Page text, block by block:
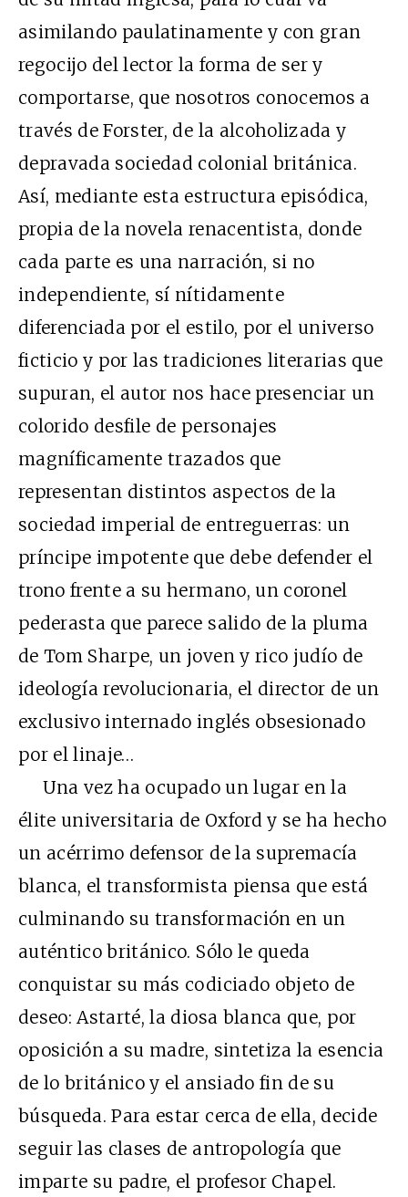
asimilando paulatinamente y con gran
regocijo del lector la forma de ser y
comportarse, que nosotros conocemos a
través de Forster, de la alcoholizada y
depravada sociedad colonial británica.
Así, mediante esta estructura episódica,
propia de la novela renacentista, donde
cada parte es una narración, si no
independiente, sí nítidamente
diferenciada por el estilo, por el universo
ficticio y por las tradiciones literarias que
supuran, el autor nos hace presenciar un
colorido desfile de personajes
magníficamente trazados que
representan distintos aspectos de la
sociedad imperial de entreguerras: un
príncipe impotente que debe defender el
trono frente a su hermano, un coronel
pederasta que parece salido de la pluma
de Tom Sharpe, un joven y rico judío de
ideología revolucionaria, el director de un
exclusivo internado inglés obsesionado
por el linaje…
Una vez ha ocupado un lugar en la
élite universitaria de Oxford y se ha hecho
un acérrimo defensor de la supremacía
blanca, el transformista piensa que está
culminando su transformación en un
auténtico británico. Sólo le queda
conquistar su más codiciado objeto de
deseo: Astarté, la diosa blanca que, por
oposición a su madre, sintetiza la esencia
de lo británico y el ansiado fin de su
búsqueda. Para estar cerca de ella, decide
seguir las clases de antropología que
imparte su padre, el profesor Chapel.